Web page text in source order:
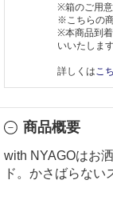
※箱のご用意
※こちらの
※本商品到
いいたします
詳しくはこ
商品概要
with NYAGOはお
ド。かさばらない